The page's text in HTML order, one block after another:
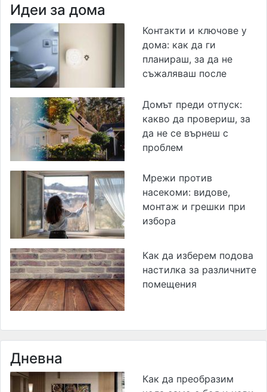
Идеи за дома
Контакти и ключове у
дома: как да ги
планираш, за да не
съжаляваш после
Домът преди отпуск:
какво да провериш, за
да не се върнеш с
проблем
Мрежи против
насекоми: видове,
монтаж и грешки при
избора
Как да изберем подова
настилка за различните
помещения
Дневна
Как да преобразим